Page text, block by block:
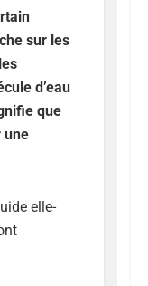
sur les
d’eau
que
une
elle-